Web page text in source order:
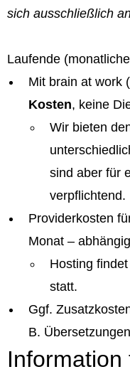
sich ausschließlich
Laufende
Mit brain at work
Kosten, keine
Wir bieten
sind aber für
verpflichtend.
Providerkosten
Monat –
Hosting
statt.
Ggf.
B.
Information